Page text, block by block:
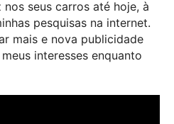
seus carros até hoje, à
pesquisas na internet.
mais e nova publicidade
interesses enquanto